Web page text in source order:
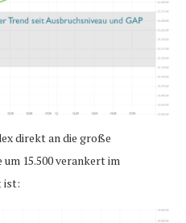
direkt an die große
15.500 verankert im
ist: